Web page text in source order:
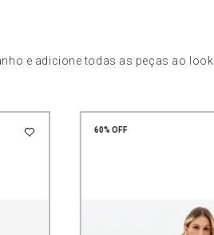
e adicione todas as peças ao look
60% OFF